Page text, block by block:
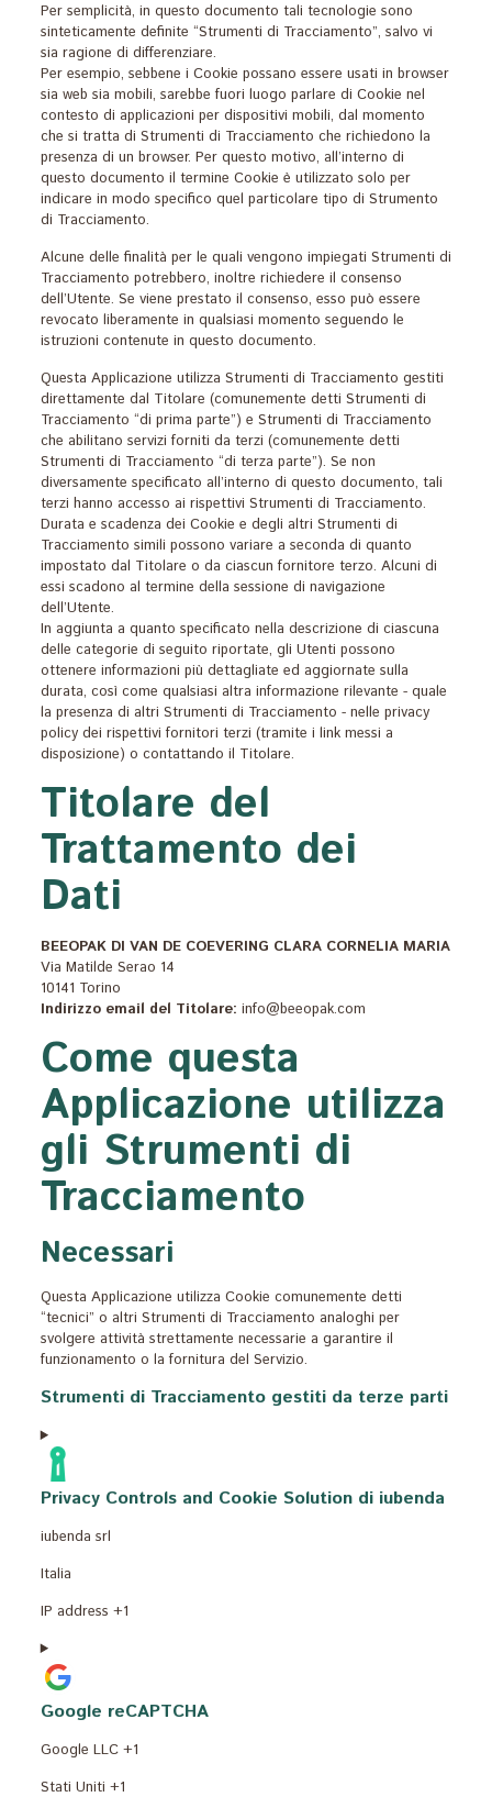
Per semplicità, in questo documento tali tecnologie sono
sinteticamente definite “Strumenti di Tracciamento”, salvo vi
sia ragione di differenziare.
Per esempio, sebbene i Cookie possano essere usati in browser
sia web sia mobili, sarebbe fuori luogo parlare di Cookie nel
contesto di applicazioni per dispositivi mobili, dal momento
che si tratta di Strumenti di Tracciamento che richiedono la
presenza di un browser. Per questo motivo, all’interno di
questo documento il termine Cookie è utilizzato solo per
indicare in modo specifico quel particolare tipo di Strumento
di Tracciamento.
Alcune delle finalità per le quali vengono impiegati Strumenti di
Tracciamento potrebbero, inoltre richiedere il consenso
dell’Utente. Se viene prestato il consenso, esso può essere
revocato liberamente in qualsiasi momento seguendo le
istruzioni contenute in questo documento.
Questa Applicazione utilizza Strumenti di Tracciamento gestiti
direttamente dal Titolare (comunemente detti Strumenti di
Tracciamento “di prima parte”) e Strumenti di Tracciamento
che abilitano servizi forniti da terzi (comunemente detti
Strumenti di Tracciamento “di terza parte”). Se non
diversamente specificato all’interno di questo documento, tali
terzi hanno accesso ai rispettivi Strumenti di Tracciamento.
Durata e scadenza dei Cookie e degli altri Strumenti di
Tracciamento simili possono variare a seconda di quanto
impostato dal Titolare o da ciascun fornitore terzo. Alcuni di
essi scadono al termine della sessione di navigazione
dell’Utente.
In aggiunta a quanto specificato nella descrizione di ciascuna
delle categorie di seguito riportate, gli Utenti possono
ottenere informazioni più dettagliate ed aggiornate sulla
durata, così come qualsiasi altra informazione rilevante - quale
la presenza di altri Strumenti di Tracciamento - nelle privacy
policy dei rispettivi fornitori terzi (tramite i link messi a
disposizione) o contattando il Titolare.
Titolare del
Trattamento dei
Dati
BEEOPAK DI VAN DE COEVERING CLARA CORNELIA MARIA
Via Matilde Serao 14
10141 Torino
Indirizzo email del Titolare: info@beeopak.com
Come questa
Applicazione utilizza
gli Strumenti di
Tracciamento
Necessari
Questa Applicazione utilizza Cookie comunemente detti
“tecnici” o altri Strumenti di Tracciamento analoghi per
svolgere attività strettamente necessarie a garantire il
funzionamento o la fornitura del Servizio.
Strumenti di Tracciamento gestiti da terze parti
Privacy Controls and Cookie Solution di iubenda
Azienda:
iubenda srl
Luogo
trattamento:
Italia
Dati
trattati:
IP address +1
Google reCAPTCHA
Azienda:
Google LLC +1
Luogo
Stati Uniti +1